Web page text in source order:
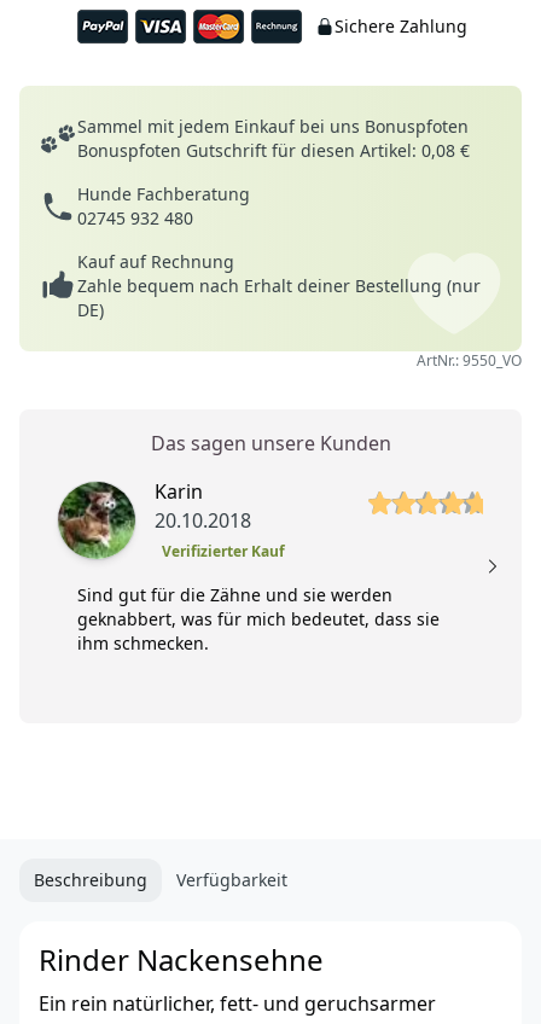
Sichere Zahlung
Deine Vorteile
Sammel mit jedem Einkauf bei uns Bonuspfoten
Bonuspfoten Gutschrift für diesen Artikel: 0,08 €
Hunde Fachberatung
02745 932 480
Kauf auf Rechnung
Zahle bequem nach Erhalt deiner Bestellung (nur
DE)
ArtNr.: 9550_VO
Das sagen unsere Kunden
Karin
20.10.2018
Verifizierter Kauf
5 von 5 Sterne
Sind gut für die Zähne und sie werden
geknabbert, was für mich bedeutet, dass sie
ihm schmecken.
Beschreibung Verfügbarkeit
Rinder Nackensehne
Ein rein natürlicher, fett- und geruchsarmer